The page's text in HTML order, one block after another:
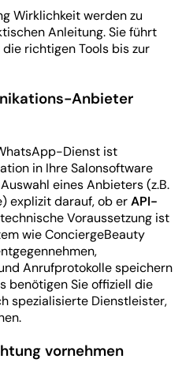
Wirklichkeit werden zu
Anleitung. Sie führt
richtigen Tools bis zur
Anbieter
Dienst ist
in Ihre Salonsoftware
eines Anbieters (z.B.
explizit darauf, ob erAPI-
Voraussetzung ist
wie ConciergeBeauty
Anrufprotokolle speichern
benötigen Sie offiziell die
spezialisierte Dienstleister,
vornehmen